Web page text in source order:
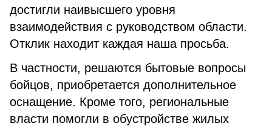
достигли наивысшего уровня
взаимодействия с руководством области.
Отклик находит каждая наша просьба.
В частности, решаются бытовые вопросы
бойцов, приобретается дополнительное
оснащение. Кроме того, региональные
власти помогли в обустройстве жилых